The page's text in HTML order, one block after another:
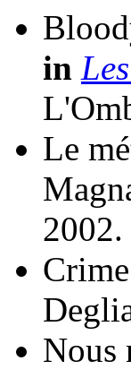
in
Le
2002.
Nous